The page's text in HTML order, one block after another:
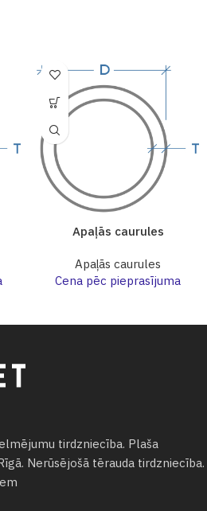
Apaļās caurules
Apaļās caurules
Cena pēc pieprasījuma
tirdzniecība. Plaša
Nerūsējošā tērauda tirdzniecība.